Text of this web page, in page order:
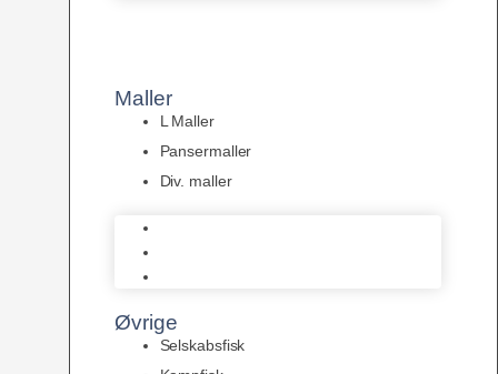
Maller
L Maller
Pansermaller
Div. maller
Øvrige
Selskabsfisk